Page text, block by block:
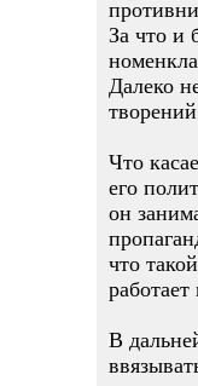
За что и
Далеко
Что
его
он
что
В